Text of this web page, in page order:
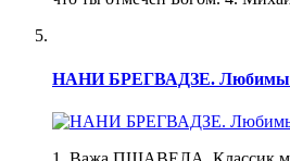
НАНИ БРЕГВАДЗЕ.